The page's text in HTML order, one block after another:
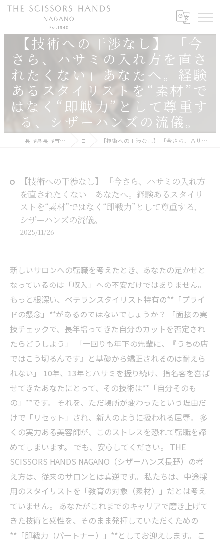
【技術への干渉なし】 「今
さら、ハサミの入れ方を直さ
れたくない」あなたへ。経験
あるスタイリストを“素材”で
はなく“即戦力”として尊重す
る、シザーハンズの流儀。
長野県長野市で美容師の求人ならTHE SCISSORS HANDS NAGANO コラム 【技術への干渉なし】 「今さら、ハサミの入れ方を直されたくない」あなたへ。経験あるスタイリストを“素材”ではなく“即戦力”として尊重する、シザーハンズの流儀。
【技術への干渉なし】 「今さら、ハサミの入れ方
を直されたくない」あなたへ。経験あるスタイリ
ストを“素材”ではなく“即戦力”として尊重する、
シザーハンズの流儀。
2025/11/26
新しいサロンへの転職を考えたとき、あなたの足かせと
なっているのは「収入」への不安だけではありません。
もっと根深い、ベテランスタイリスト特有の**「プライ
ドの懸念」**があるのではないでしょうか？ 「面接の実
技チェックで、長年培ってきた自分のカットを否定され
たらどうしよう」 「一回りも年下の先輩に、『うちの店
ではこう切るんです』と基礎から矯正されるのは耐えら
れない」 10年、13年とハサミを握り続け、指名客を喜ば
せてきたあなたにとって、その技術は**「自分そのも
の」**です。 それを、ただ場所が変わったという理由だ
けで「リセット」され、新人のように扱われる屈辱――。 多
くの実力ある美容師が、このストレスを恐れて転職を諦
めてしまいます。 でも、安心してください。 THE
SCISSORS HANDS NAGANO（シザーハンズ長野）の考
え方は、従来のサロンとは真逆です。 私たちは、中途採
用のスタイリストを「教育の対象（素材）」だとは考え
ていません。 あなたがこれまでのキャリアで磨き上げて
きた技術と感性を、そのまま発揮していただくための
**「即戦力（パートナー）」**としてお迎えします。 こ